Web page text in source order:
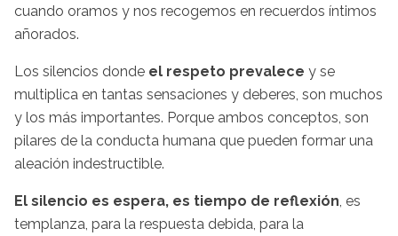
cuando oramos y nos recogemos en recuerdos íntimos
añorados.
Los silencios donde el respeto prevalece y se
multiplica en tantas sensaciones y deberes, son muchos
y los más importantes. Porque ambos conceptos, son
pilares de la conducta humana que pueden formar una
aleación indestructible.
El silencio es espera, es tiempo de reflexión, es
templanza, para la respuesta debida, para la